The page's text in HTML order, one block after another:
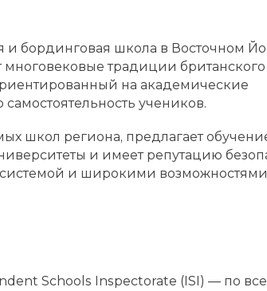
и бординговая школа в Восточном
многовековые традиции британского
на академические
учеников.
школ региона, предлагает
и имеет репутацию
и широкими возможностями
Schools Inspectorate (ISI) — по